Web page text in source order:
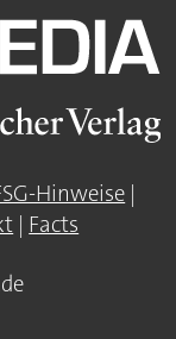
Hinweise |
| Facts